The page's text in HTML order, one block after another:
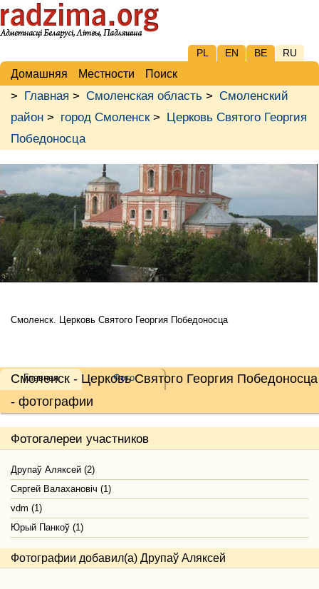
PL EN BE RU
Домашняя Местности Поиск
> Главная > Смоленская область > Смоленский
район > город Смоленск> Церковь Святого Георгия
Победоносца
Смоленск. Церковь Святого Георгия Победоносца
Смоленск - Церковь Святого Георгия Победоносца
- фотографии
Главная Фото
Фотогалереи участников
Друпаў Аляксей (2)
Сяргей Валахановiч (1)
vdm (1)
Юрый Панкоў (1)
Фотографии добавил(а) Друпаў Аляксей